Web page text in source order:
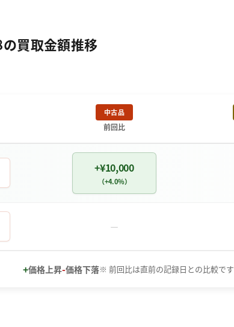
買取金額推移
中古品
前回比
+¥10,000
（+4.0%）
－
+価格上昇-価格下落※ 前回比は直前の記録日との比較です